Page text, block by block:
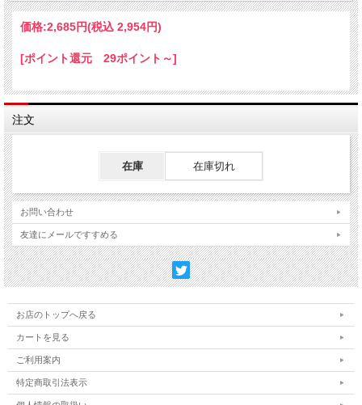
価格:2,685円(税込 2,954円)
[ポイント還元 29ポイント～]
注文
在庫 在庫切れ
お問い合わせ
友達にメールですすめる
お店のトップへ戻る
カートを見る
ご利用案内
特定商取引法表示